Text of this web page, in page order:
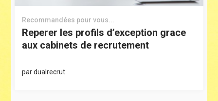
Recommandées pour vous...
Reperer les profils d’exception grace
aux cabinets de recrutement
pardualrecrut